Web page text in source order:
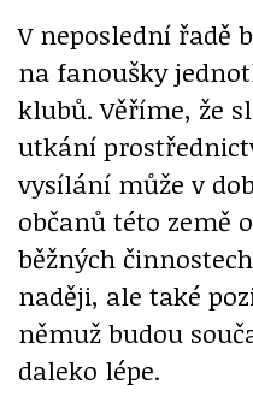
V neposlední řadě
na fanoušky
klubů. Věříme, že
utkání
vysílání může v
občanů této země
běžných
naději, ale také
němuž budou
daleko lépe.